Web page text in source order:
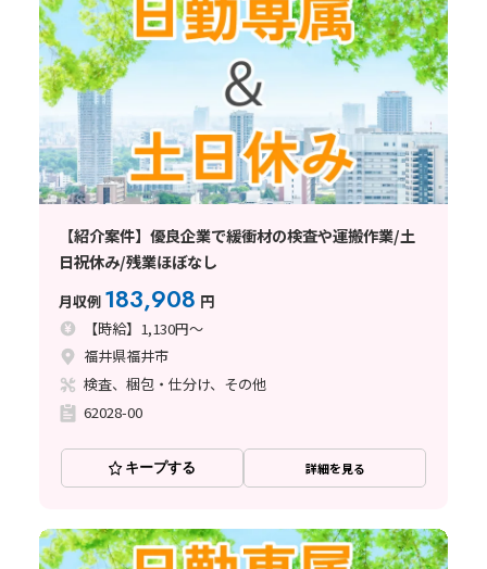
【紹介案件】優良企業で緩衝材の検査や運搬作業/土
日祝休み/残業ほぼなし
月収例 183,908 円
【時給】1,130円～
福井県福井市
検査、梱包・仕分け、その他
62028-00
キープする 詳細を見る